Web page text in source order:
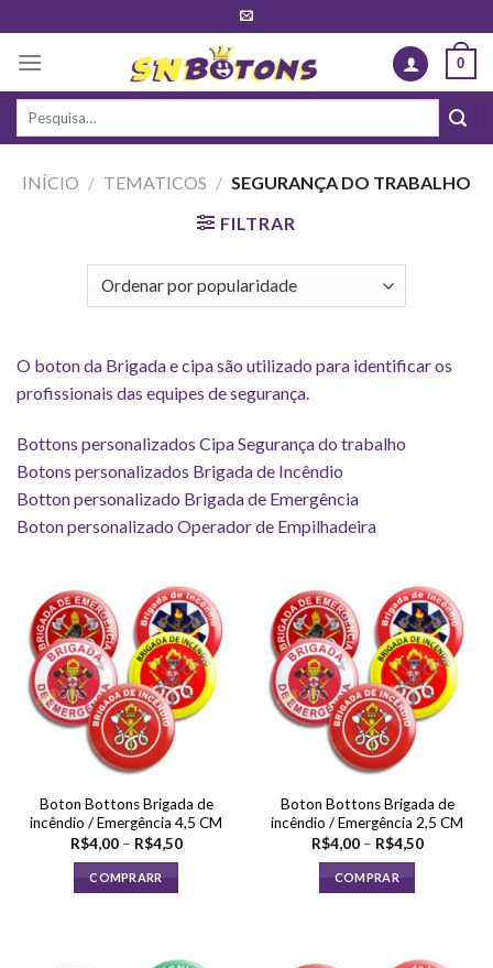
to
content
0
Pesquisar
INÍCIO / TEMATICOS / SEGURANÇA DO TRABALHO
FILTRAR
O boton da Brigada e cipa são utilizado para identificar os
profissionais das equipes de segurança.
Bottons personalizados Cipa Segurança do trabalho
Botons personalizados Brigada de Incêndio
Botton personalizado Brigada de Emergência
Boton personalizado Operador de Empilhadeira
Boton Bottons Brigada de
incêndio / Emergência 4,5 CM
R$4,00 – R$4,50Faixa
COMPRARR
Boton Bottons Brigada de
incêndio / Emergência 2,5 CM
R$4,00 – R$4,50Faixa
COMPRAR